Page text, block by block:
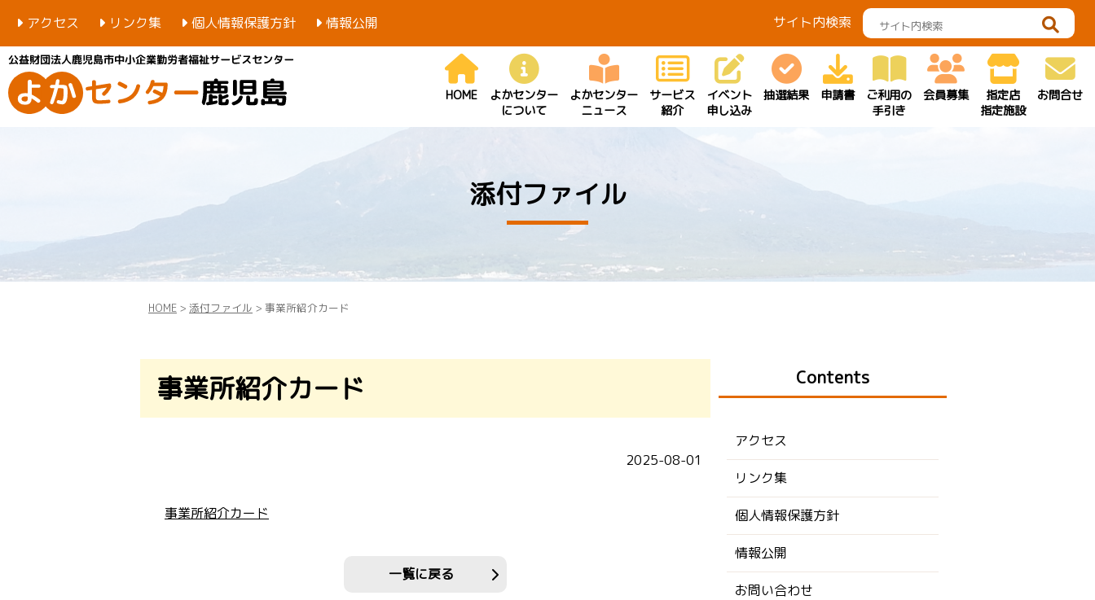
アクセス リンク集 個人情報保護方針 情報公開 サイト内検索
HOME
よかセンター
について
よかセンター
ニュース
サービス
紹介
イベント
申し込み
抽選結果 申請書
ご利用の
手引き
会員募集
指定店
指定施設
お問合せ
添付ファイル
HOME > 添付ファイル > 事業所紹介カード
事業所紹介カード
2025-08-01
事業所紹介カード
一覧に戻る
Contents
アクセス
リンク集
個人情報保護方針
情報公開
お問い合わせ